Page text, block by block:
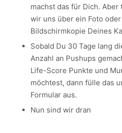
machst das für Dich.
wir uns über ein Foto
Bildschirmkopie Deines
Sobald Du 30 Tage lang
Anzahl an Pushups
Life-Score Punkte und
möchtest, dann fülle das
Formular aus.
Nun sind wir dran